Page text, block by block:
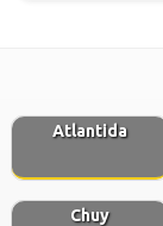
Atlantida
Chuy